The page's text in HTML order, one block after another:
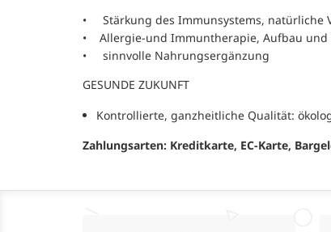
• Stärkung des Immunsystems, natürliche
• Allergie-und Immuntherapie, Aufbau und
• sinnvolle Nahrungsergänzung
GESUNDE ZUKUNFT
Kontrollierte, ganzheitliche Qualität:
Zahlungsarten: Kreditkarte, EC-Karte,